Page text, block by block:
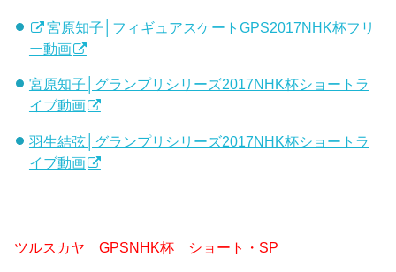
宮原知子│フィギュアスケートGPS2017NHK杯フリ
ー動画
宮原知子│グランプリシリーズ2017NHK杯ショートラ
イブ動画
羽生結弦│グランプリシリーズ2017NHK杯ショートラ
イブ動画
ツルスカヤ GPSNHK杯 ショート・SP